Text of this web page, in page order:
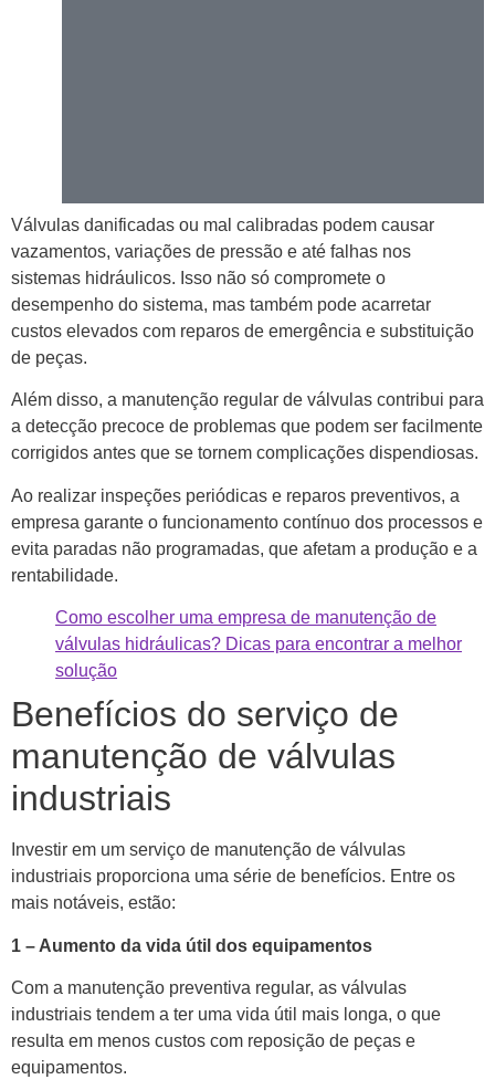
Válvulas danificadas ou mal calibradas podem causar
vazamentos, variações de pressão e até falhas nos
sistemas hidráulicos. Isso não só compromete o
desempenho do sistema, mas também pode acarretar
custos elevados com reparos de emergência e substituição
de peças.
Além disso, a manutenção regular de válvulas contribui para
a detecção precoce de problemas que podem ser facilmente
corrigidos antes que se tornem complicações dispendiosas.
Ao realizar inspeções periódicas e reparos preventivos, a
empresa garante o funcionamento contínuo dos processos e
evita paradas não programadas, que afetam a produção e a
rentabilidade.
Como escolher uma empresa de manutenção de
válvulas hidráulicas? Dicas para encontrar a melhor
solução
Benefícios do serviço de
manutenção de válvulas
industriais
Investir em um serviço de manutenção de válvulas
industriais proporciona uma série de benefícios. Entre os
mais notáveis, estão:
1 – Aumento da vida útil dos equipamentos
Com a manutenção preventiva regular, as válvulas
industriais tendem a ter uma vida útil mais longa, o que
resulta em menos custos com reposição de peças e
equipamentos.